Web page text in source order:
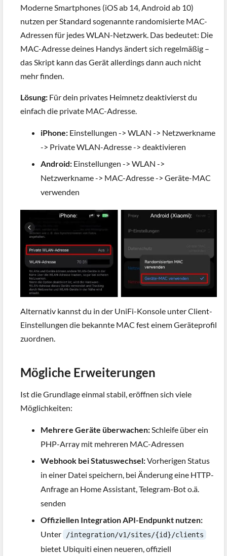
Moderne Smartphones (iOS ab 14, Android ab 10)
nutzen per Standard sogenannte randomisierte MAC-
Adressen für jedes WLAN-Netzwerk. Das bedeutet: Die
MAC-Adresse deines Handys ändert sich regelmäßig –
das Skript kann das Gerät allerdings dann auch nicht
mehr finden.
Lösung: Für dein privates Heimnetz deaktivierst du
einfach die private MAC-Adresse.
iPhone: Einstellungen -> WLAN -> Netzwerkname
-> Private WLAN-Adresse -> deaktivieren
Android: Einstellungen -> WLAN ->
Netzwerkname -> MAC-Adresse -> Geräte-MAC
verwenden
Alternativ kannst du in der UniFi-Konsole unter Client-
Einstellungen die bekannte MAC fest einem Geräteprofil
zuordnen.
Mögliche Erweiterungen
Ist die Grundlage einmal stabil, eröffnen sich viele
Möglichkeiten:
Mehrere Geräte überwachen: Schleife über ein
PHP-Array mit mehreren MAC-Adressen
Webhook bei Statuswechsel:Vorherigen Status
in einer Datei speichern, bei Änderung eine HTTP-
Anfrage an Home Assistant, Telegram-Bot o.ä.
senden
Offiziellen Integration API-Endpunkt nutzen:
Unter
/integration/v1/sites/{id}/clients
bietet Ubiquiti einen neueren, offiziell